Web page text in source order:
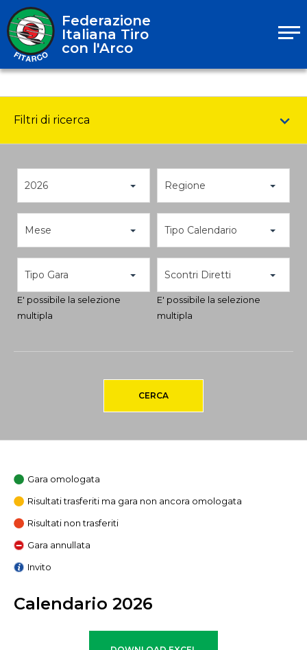
Federazione
Italiana Tiro
con l'Arco
Filtri di ricerca
2026 Regione
Mese Tipo Calendario
Tipo Gara
E' possibile la selezione
multipla
Scontri Diretti
E' possibile la selezione
multipla
CERCA
Gara omologata
Risultati trasferiti ma gara non ancora omologata
Risultati non trasferiti
Gara annullata
Invito
Calendario 2026